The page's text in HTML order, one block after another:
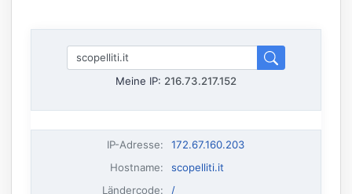
Meine IP: 216.73.217.152
IP-Adresse:
172.67.160.203
Hostname:
scopelliti.it
Ländercode:
/